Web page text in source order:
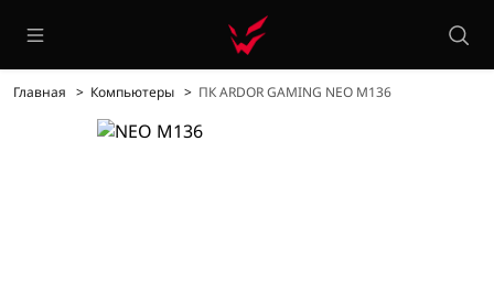
Главная Компьютеры ПК ARDOR GAMING NEO M136